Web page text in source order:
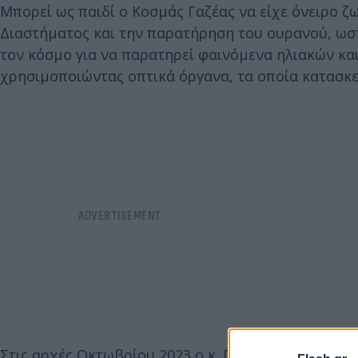
Μπορεί ως παιδί ο Κοσμάς Γαζέας να είχε όνειρο
Διαστήματος και την παρατήρηση του ουρανού,
τον κόσμο για να παρατηρεί φαινόμενα ηλιακών
χρησιμοποιώντας οπτικά όργανα, τα οποία